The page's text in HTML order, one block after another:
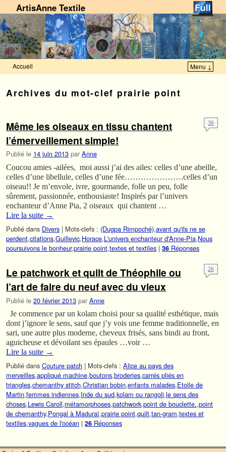
ArtisAnne Textile
Accueil Menu ↓
Archives du mot-clef prairie point
Même les oiseaux en tissu chantent
l’émerveillement simple!
Publié le 14 juin 2013 par Anne
36
Coucou amies -ailées, moi aussi j’ai des ailes: celles d’une abeille,
celles d’une libellule, celles d’une fée………………….celles d’un
oiseau!! Je m’envole, ivre, gourmande, folle un peu, folle
sûrement, passionnée, enthousiaste! Inspirés par l’univers
enchanteur d’Anne Pia, 2 oiseaux qui chantent …
Lire la suite →
Publié dans Divers | Mots-clefs : (Dugpa Rimpoché),avant qu'ils ne se
perdent,citations,Guillevic,Horace,L'univers enchanteur d'Anne-Pia,Nous
poursuivons le bonheur,prairie point,textes et textiles | 36 Réponses
Le patchwork et quilt de Théophile ou
l’art de faire du neuf avec du vieux
Publié le 20 février 2013 par Anne
26
Je commence par un kolam choisi pour sa qualité esthétique, mais
dont j’ignore le sens, sauf que j’y vois une femme traditionnelle, en
sari, une autre plus moderne, cheveux frisés, sans bindi au front,
aguicheuse et dévoilant ses épaules …voir …
Lire la suite →
Publié dans Couture patch | Mots-clefs : Alice au pays des
merveilles,appliqué machine,boutons,broderies,carrés pliés en
triangles,chemanthy stitch,Christian bobin,enfants malades,Etoile de
Martin,femmes indiennes,Inde du sud,kolam ou rangoli,le sens des
choses,Lewis Caroll,métamorphoses,patchwork,point de bouclette.,point
de chemanthy,Pongal à Maduraï,prairie point,quilt,tan-gram,textes et
textiles,vagues de l'océan | 26 Réponses